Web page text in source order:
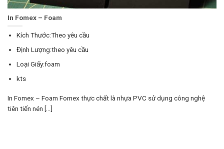
In Fomex – Foam
Kích Thước:Theo yêu cầu
Định Lượng:theo yêu cầu
Loại Giấy:foam
kts
In Fomex – Foam Fomex thực chất là nhựa PVC sử dụng công nghệ
tiên tiến nén [...]